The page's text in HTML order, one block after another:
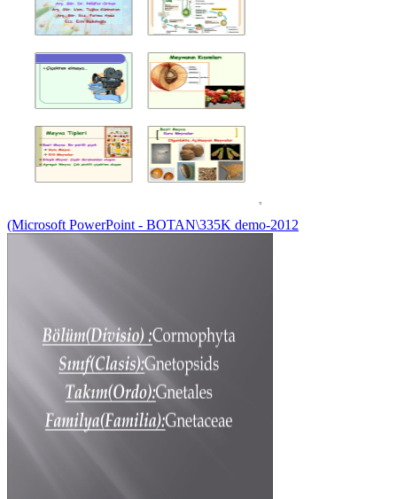
(Microsoft PowerPoint - BOTAN\335K demo-2012